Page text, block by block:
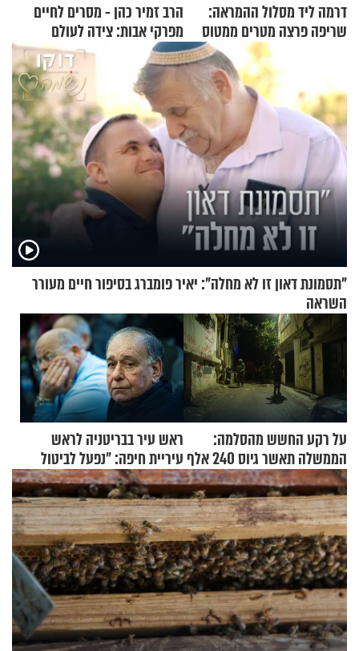
דרמה ליד מסלול ההמראה:
שריפה פרצה מטרים ממטוס
הרב זמיר כהן - מסרים לחיים
מפרקי אבות: צידה לעולם
האמת
"תסמונת דאון זו לא מחלה": יאיר פומברג בסיפור חיים מעורר
השראה
על רקע החשש מהסלמה:
הממשלה תאשר גיוס 240 אלף
אנשי מילואים
ראש עיר בבריטניה לראש
עיריית חיפה: ״נפעל לביטול
ברית הערים התאומות״